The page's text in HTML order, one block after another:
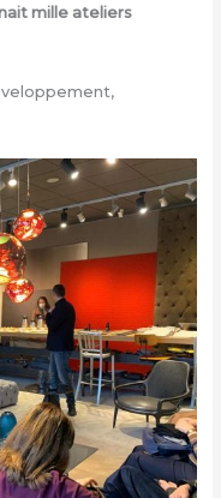
mille ateliers